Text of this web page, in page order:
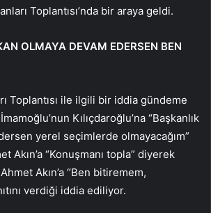
Toplantısı’nda bir araya geldi.
OLMAYA DEVAM EDERSEN BEN
Toplantısı ile ilgili bir iddia gündeme
Kılıçdaroğlu’na “Başkanlık
yerel seçimlerde olmayacağım”
Akın’a “Konuşmanı topla” diyerek
Akın’a “Ben bitiremem,
verdiği iddia ediliyor.